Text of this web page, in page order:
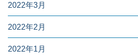
2022年3月
2022年2月
2022年1月